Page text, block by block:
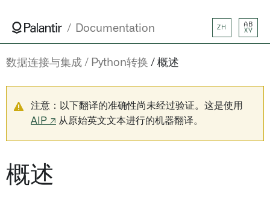
Documentation ZH
AB
XY
数据连接与集成 Python转换 概述
注意：以下翻译的准确性尚未经过验证。这是使用
AIP ↗ 从原始英文文本进行的机器翻译。
概述